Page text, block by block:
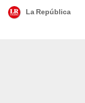
La República